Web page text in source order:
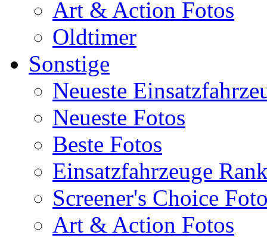
Art & Action Fotos
Oldtimer
Sonstige
Neueste
Neueste Fotos
Beste Fotos
Einsatzfahrzeuge
Screener's Choice
Art & Action Fotos